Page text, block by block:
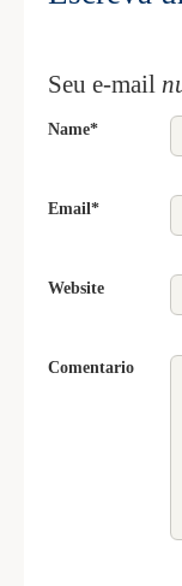
Seu e-mail
Name*
Email*
Website
Comentario